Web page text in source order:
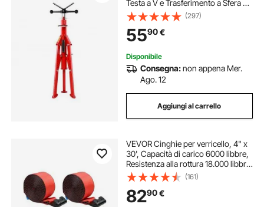
Testa a V e Trasferimento a Sfera e
Gambe Pieghevoli 2500lb Altezza
Regolabile da 71-132 cm
(297)
5590€
Disponibile
Consegna:non appena Mer.
Ago. 12
Aggiungi al carrello
VEVOR Cinghie per verricello, 4" x
30', Capacità di carico 6000 libbre,
Resistenza alla rottura 18.000 libbre,
Cinghie per camion con gancio
piatto, soccorsi, salva alberi, rosse
(confezione da 10)
(161)
8290€